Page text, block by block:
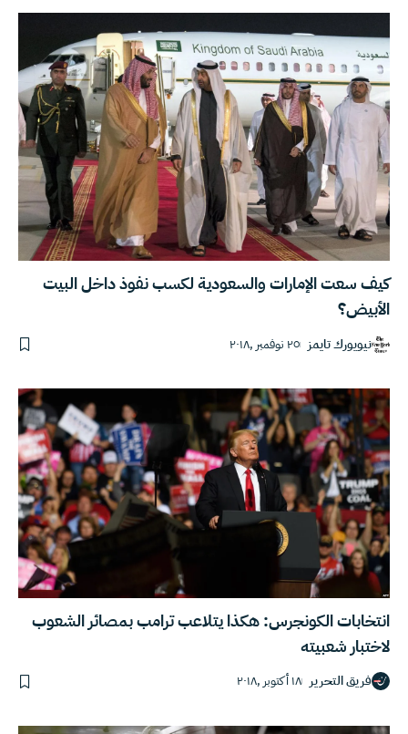
كيف سعت الإمارات والسعودية لكسب نفوذ داخل البيت
الأبيض؟
نيويورك تايمز ٢٥ نوفمبر ,٢٠١٨
انتخابات الكونجرس: هكذا يتلاعب ترامب بمصائر الشعوب
لاختبار شعبيته
فريق التحرير ١٨ أكتوبر ,٢٠١٨